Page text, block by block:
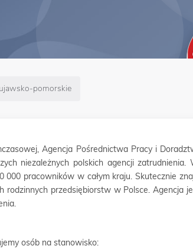
pomorskie
Agencja Pośrednictwa Pracy i
niezależnych polskich agencji
000 pracowników w całym kraju. Skutecznie
rodzinnych przedsiębiorstw w Polsce. Agencja
osób na stanowisko: